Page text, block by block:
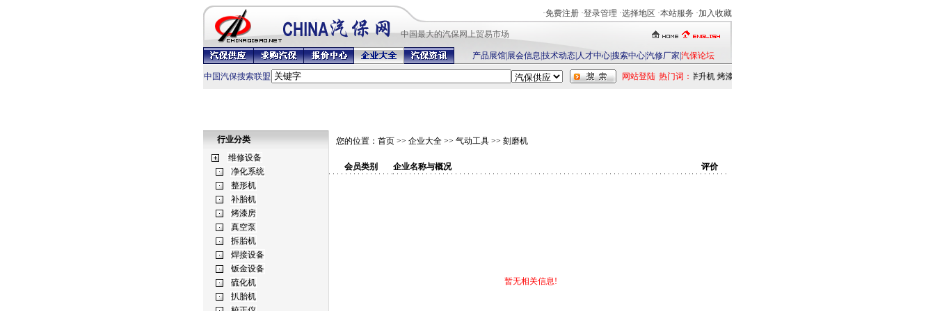
中国最
·免费注册 ·登录管理 ·选择地区 ·本站服务 ·加入收藏
大的汽保网上贸易市场
产品展馆| 展会信息 技术动态| 人才中心|搜索中心|汽修厂家 汽保论坛
中国汽保搜索联盟 网站登陆 热门词：举升机 烤漆房
行业分类 您的位置： 首页 >> 企业大全 >> 气动工具 >> 刻磨机
会员类别 企业名称与概况 评价
暂无相关信息!